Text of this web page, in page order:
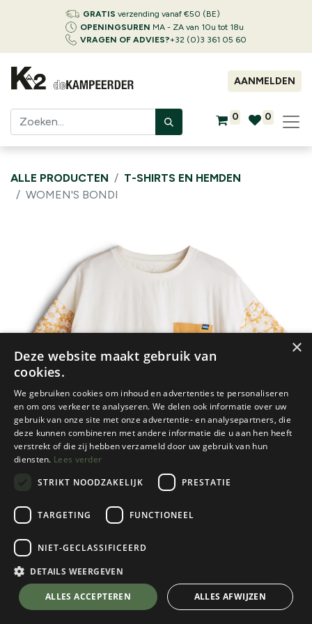
GRATIS verzending vanaf €50 (BE)
OPENINGSUREN MA - ZA van 10u tot 18u
VRAGEN OF ADVIES?+32 (0)3 361 05 60
AANMELDEN
0 0
ALLE PRODUCTEN
T-SHIRTS EN HEMDEN
WOMEN'S BONDI
Kavu
Women's Bondi
Gold Bloom
Kies een maat
💬 Stel je vraag over dit product via WhatsApp
×
Deze website maakt gebruik van
cookies.
We gebruiken cookies om inhoud en advertenties te personaliseren
en om ons verkeer te analyseren. We delen ook informatie over uw
gebruik van onze site met onze advertentie- en analysepartners, die
deze kunnen combineren met andere informatie die u aan hen heeft
verstrekt of die zij hebben verzameld door uw gebruik van hun
diensten. Lees verder
STRIKT NOODZAKELIJK
PRESTATIE
TARGETING FUNCTIONEEL
NIET-GECLASSIFICEERD
DETAILS WEERGEVEN
ALLES ACCEPTEREN ALLES AFWIJZEN